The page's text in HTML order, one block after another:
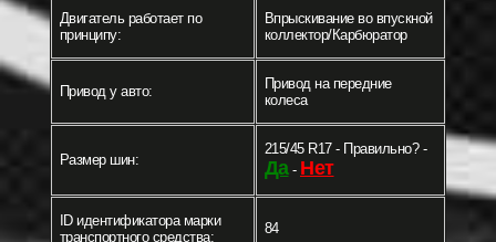
Двигатель работает по
принципу:
Впрыскивание во впускной
коллектор/Карбюратор
Привод у авто:
Привод на передние
колеса
Размер шин:
215/45 R17 - Правильно? -
Да- Нет
ID идентификатора марки
транспортного средства:
84